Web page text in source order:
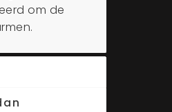
om de